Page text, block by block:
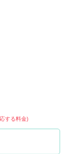
する料金)